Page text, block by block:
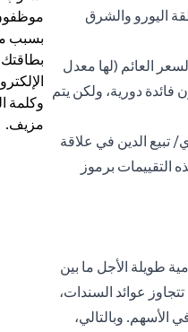
اليورو والشرق
العائم (لها معدل
فائدة دورية، ولكن يتم
تبيع الدين في علاقة
التقييمات برموز
السندات الحكومية طويلة الأجل ما بين
عوائد السندات،
الأسهم. وبالتالي،
بسبب
وكلمة
مزيف.